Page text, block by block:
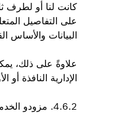
كانت لنا أو لطرف
البيانات والأساس
علاوةً على ذلك،
الإدارية النافذة أو
4.6.2. مزودو الخدمة (عام)